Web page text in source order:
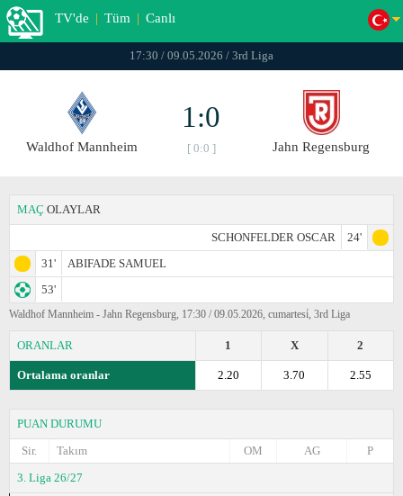
TV'de | Tüm | Canlı
17:30 / 09.05.2026 / 3rd Liga
Waldhof Mannheim
1:0
[ 0:0 ] Jahn Regensburg
MAÇ OLAYLAR
SCHONFELDER OSCAR
24'
31'
ABIFADE SAMUEL
53'
Waldhof Mannheim - Jahn Regensburg, 17:30 / 09.05.2026, cumartesi̇, 3rd Liga
ORANLAR 2
X
1
Ortalama oranlar 2.55
3.70
2.20
PUAN DURUMU
Sir.
Takım P
AG
OM
3. Liga 26/27